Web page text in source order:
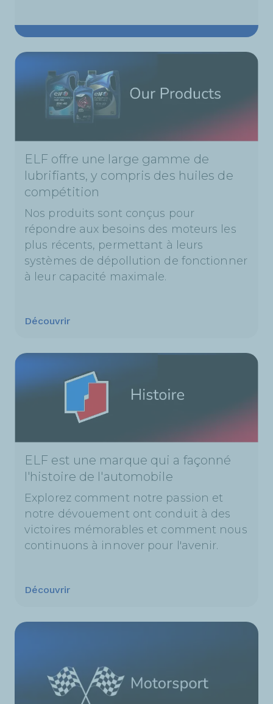
ELF offre une large gamme de
lubrifiants, y compris des huiles de
compétition
Nos produits sont conçus pour
répondre aux besoins des moteurs les
plus récents, permettant à leurs
systèmes de dépollution de fonctionner
à leur capacité maximale.
Découvrir
ELF est une marque qui a façonné
l'histoire de l'automobile
Explorez comment notre passion et
notre dévouement ont conduit à des
victoires mémorables et comment nous
continuons à innover pour l'avenir.
Découvrir